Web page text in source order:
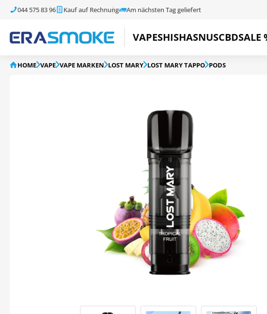
044 575 83 96 Kauf auf Rechnung Am nächsten Tag geliefert
VAPESHISHASNUSCBDSALE
HOME VAPE VAPE MARKEN LOST MARY LOST MARY TAPPO PODS